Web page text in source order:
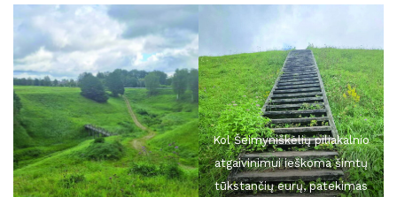
Kol Šeimyniškėlių piliakalnio
atgaivinimui ieškoma šimtų
tūkstančių eurų, patekimas